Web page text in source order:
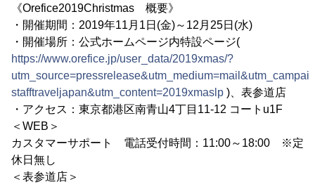
《Orefice2019Christmas 概要》
・開催期間：2019年11月1日(金)～12月25日(水)
・開催場所：公式ホームページ内特設ページ(
https://www.orefice.jp/user_data/2019xmas/?
stafftraveljapan&utm_content=2019xmaslp )、表参道店
・アクセス：東京都港区南青山4丁目11-12 コートu1F
＜WEB＞
カスタマーサポート 電話受付時間：11:00～18:00 ※定
休日無し
＜表参道店＞